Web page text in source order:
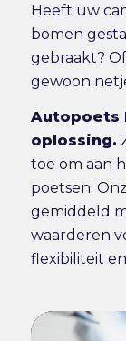
Heeft uw
bomen
gebraakt?
gewoon
Autopoets
oplossing.
toe om aan
poetsen.
gemiddeld
waarderen
flexibiliteit